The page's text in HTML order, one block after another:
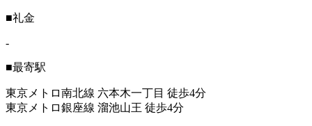
■礼金
-
■最寄駅
東京メトロ南北線 六本木一丁目 徒歩4分
東京メトロ銀座線 溜池山王 徒歩4分